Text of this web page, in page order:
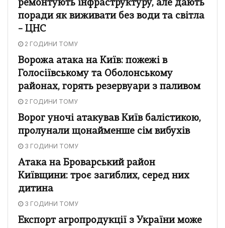
ремонтують інфраструктуру, але дають
поради як виживати без води та світла
– ЦНС
2 ГОДИНИ ТОМУ
Ворожа атака на Київ: пожежі в
Голосіївському та Оболонському
районах, горять резервуари з паливом
2 ГОДИНИ ТОМУ
Ворог уночі атакував Київ балістикою,
пролунали щонайменше сім вибухів
3 ГОДИНИ ТОМУ
Атака на Броварський район
Київщини: троє загиблих, серед них
дитина
3 ГОДИНИ ТОМУ
Експорт агропродукції з України може